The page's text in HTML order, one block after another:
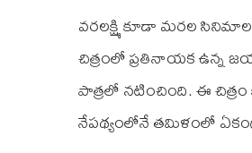
వరలక్ష్మి కూడా మరల
చిత్రంలో ప్రతినాయక ఉన్న
పాత్రలో నటించింది. ఈ చిత్రం
నేపథ్యంలోనే తమిళంలో